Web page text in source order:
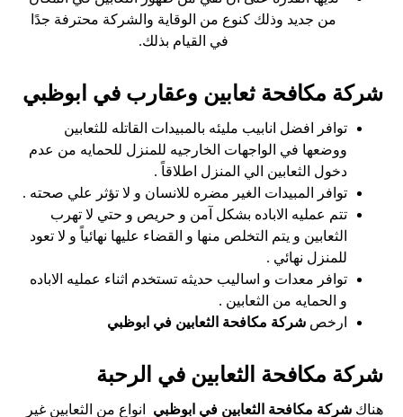
من جديد وذلك كنوع من الوقاية والشركة محترفة جدًا
في القيام بذلك.
شركة مكافحة ثعابين وعقارب في ابوظبي
توافر افضل انابيب مليئه بالمبيدات القاتله للثعابين
ووضعها في الواجهات الخارجيه للمنزل للحمايه من عدم
دخول الثعابين الي المنزل اطلاقاً .
توافر المبيدات الغير مضره للانسان و لا تؤثر علي صحته .
تتم عمليه الاباده بشكل آمن و حريص و حتي لا تهرب
الثعابين و يتم التخلص منها و القضاء عليها نهائياً و لا تعود
للمنزل نهائي .
توافر معدات و اساليب حديثه تستخدم اثناء عمليه الاباده
و الحمايه من الثعابين .
ارخصشركة مكافحة الثعابين في ابوظبي
شركة مكافحة الثعابين في الرحبة
هناكشركة مكافحة الثعابين في ابوظبي
انواع من الثعابين غير